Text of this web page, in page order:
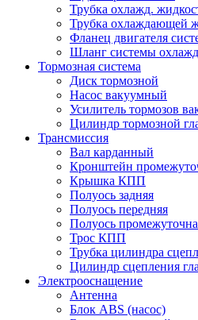
Трубка охлажд.
Трубка охлаждающей
Фланец двигателя
Шланг системы
Тормозная система
Диск тормозной
Насос вакуумный
Усилитель тормозов
Цилиндр тормозной
Трансмиссия
Вал карданный
Кронштейн
Крышка КПП
Полуось задняя
Полуось передняя
Полуось
Трос КПП
Трубка цилиндра
Цилиндр сцепления
Электрооснащение
Антенна
Блок ABS (насос)